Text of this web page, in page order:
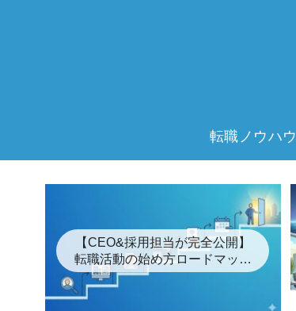
転職ノウハウ
【CEO&採用担当が完全公開】
転職活動の始め方ロードマップ
「7つの簡単な手順」